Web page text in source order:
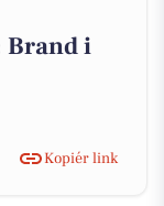
Brand i
Kopiér link